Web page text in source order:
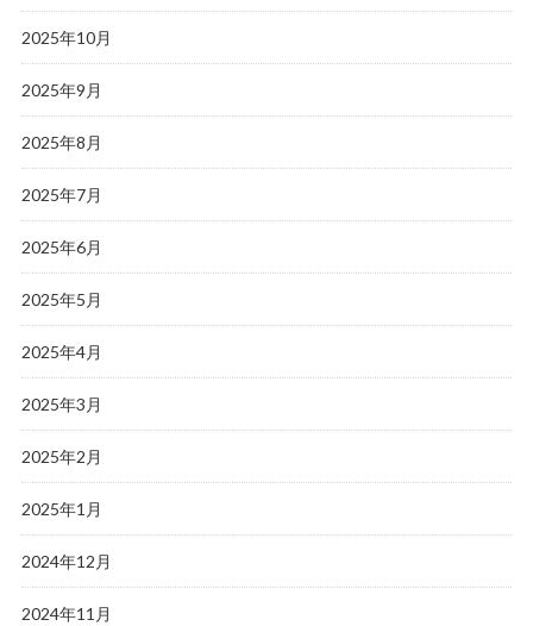
2025年10月
2025年9月
2025年8月
2025年7月
2025年6月
2025年5月
2025年4月
2025年3月
2025年2月
2025年1月
2024年12月
2024年11月